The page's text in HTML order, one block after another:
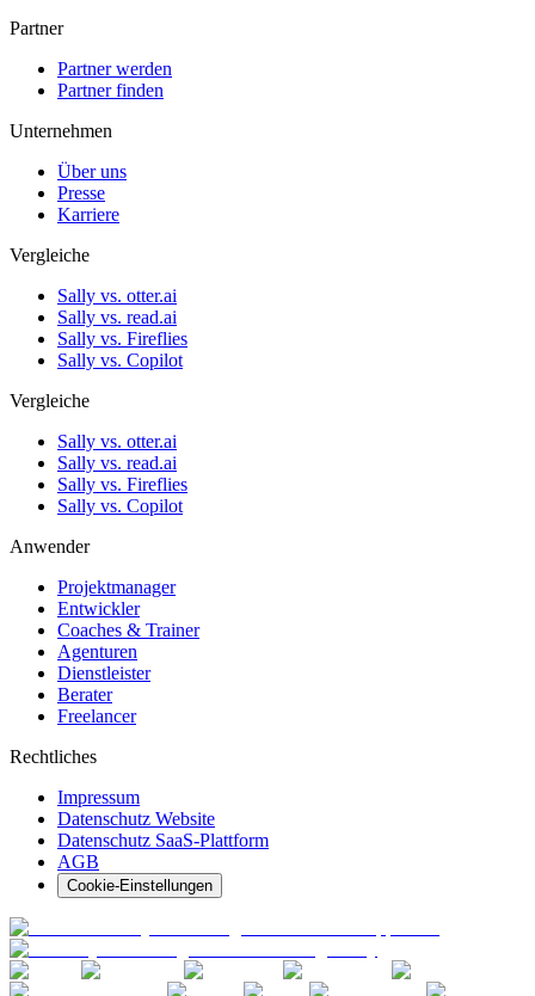
Partner
Partner werden
Partner finden
Unternehmen
Über uns
Presse
Karriere
Vergleiche
Sally vs. otter.ai
Sally vs. read.ai
Sally vs. Fireflies
Sally vs. Copilot
Vergleiche
Sally vs. otter.ai
Sally vs. read.ai
Sally vs. Fireflies
Sally vs. Copilot
Anwender
Projektmanager
Entwickler
Coaches & Trainer
Agenturen
Dienstleister
Berater
Freelancer
Rechtliches
Impressum
Datenschutz Website
Datenschutz SaaS-Plattform
AGB
Cookie-Einstellungen